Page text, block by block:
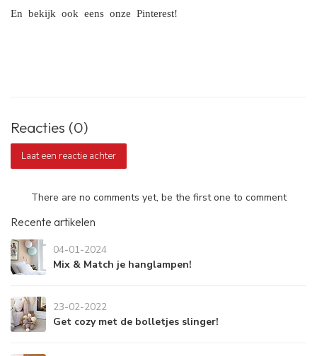
En bekijk ook eens onze Pinterest!
Reacties (0)
Laat een reactie achter
There are no comments yet, be the first one to comment
Recente artikelen
04-01-2024
Mix & Match je hanglampen!
23-02-2022
Get cozy met de bolletjes slinger!